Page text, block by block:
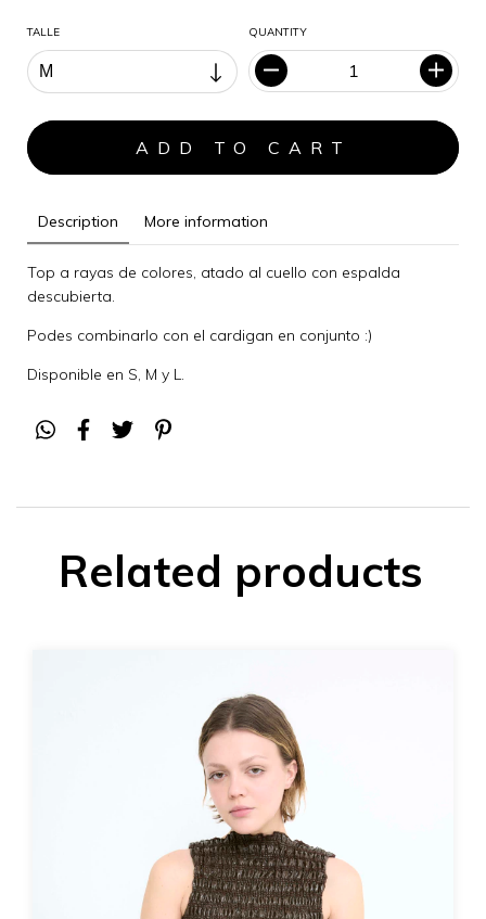
TALLE QUANTITY
Description More information
Top a rayas de colores, atado al cuello con espalda
descubierta.
Podes combinarlo con el cardigan en conjunto :)
Disponible en S, M y L.
Related products